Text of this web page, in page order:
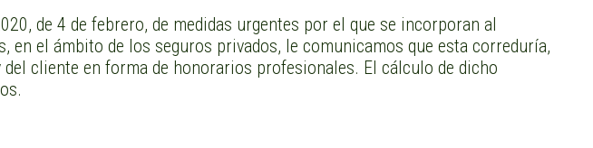
de 4 de febrero, de medidas urgentes por el que se incorporan al
el ámbito de los seguros privados, le comunicamos que esta correduría,
cliente en forma de honorarios profesionales. El cálculo de dicho